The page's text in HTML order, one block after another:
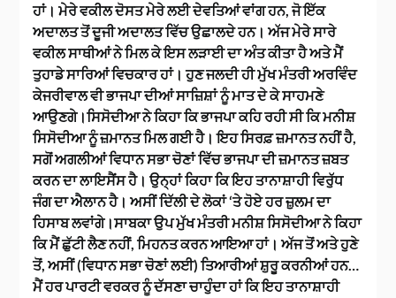
ਹਾਂ। ਮੇਰੇ ਵਕੀਲ ਦੋਸਤ ਮੇਰੇ ਲਈ ਦੇਵਤਿਆਂ ਵਾਂਗ ਹਨ, ਜੋ ਇੱਕ
ਅਦਾਲਤ ਤੋਂ ਦੂਜੀ ਅਦਾਲਤ ਵਿੱਚ ਉਛਾਲਦੇ ਹਨ। ਅੱਜ ਮੇਰੇ ਸਾਰੇ
ਵਕੀਲ ਸਾਥੀਆਂ ਨੇ ਮਿਲ ਕੇ ਇਸ ਲੜਾਈ ਦਾ ਅੰਤ ਕੀਤਾ ਹੈ ਅਤੇ ਮੈਂ
ਤੁਹਾਡੇ ਸਾਰਿਆਂ ਵਿਚਕਾਰ ਹਾਂ। ਹੁਣ ਜਲਦੀ ਹੀ ਮੁੱਖ ਮੰਤਰੀ ਅਰਵਿੰਦ
ਕੇਜਰੀਵਾਲ ਵੀ ਭਾਜਪਾ ਦੀਆਂ ਸਾਜ਼ਿਸ਼ਾਂ ਨੂੰ ਮਾਤ ਦੇ ਕੇ ਸਾਹਮਣੇ
ਆਉਣਗੇ।ਸਿਸੋਦੀਆ ਨੇ ਕਿਹਾ ਕਿ ਭਾਜਪਾ ਕਹਿ ਰਹੀ ਸੀ ਕਿ ਮਨੀਸ਼
ਸਿਸੋਦੀਆ ਨੂੰ ਜ਼ਮਾਨਤ ਮਿਲ ਗਈ ਹੈ। ਇਹ ਸਿਰਫ਼ ਜ਼ਮਾਨਤ ਨਹੀਂ ਹੈ,
ਸਗੋਂ ਅਗਲੀਆਂ ਵਿਧਾਨ ਸਭਾ ਚੋਣਾਂ ਵਿੱਚ ਭਾਜਪਾ ਦੀ ਜ਼ਮਾਨਤ ਜ਼ਬਤ
ਕਰਨ ਦਾ ਲਾਇਸੈਂਸ ਹੈ। ਉਨ੍ਹਾਂ ਕਿਹਾ ਕਿ ਇਹ ਤਾਨਾਸ਼ਾਹੀ ਵਿਰੁੱਧ
ਜੰਗ ਦਾ ਐਲਾਨ ਹੈ। ਅਸੀਂ ਦਿੱਲੀ ਦੇ ਲੋਕਾਂ ‘ਤੇ ਹੋਏ ਹਰ ਜ਼ੁਲਮ ਦਾ
ਹਿਸਾਬ ਲਵਾਂਗੇ।ਸਾਬਕਾ ਉਪ ਮੁੱਖ ਮੰਤਰੀ ਮਨੀਸ਼ ਸਿਸੋਦੀਆ ਨੇ ਕਿਹਾ
ਕਿ ਮੈਂ ਛੁੱਟੀ ਲੈਣ ਨਹੀਂ, ਮਿਹਨਤ ਕਰਨ ਆਇਆ ਹਾਂ। ਅੱਜ ਤੋਂ ਅਤੇ ਹੁਣੇ
ਤੋਂ, ਅਸੀਂ (ਵਿਧਾਨ ਸਭਾ ਚੋਣਾਂ ਲਈ) ਤਿਆਰੀਆਂ ਸ਼ੁਰੂ ਕਰਨੀਆਂ ਹਨ…
ਮੈਂ ਹਰ ਪਾਰਟੀ ਵਰਕਰ ਨੂੰ ਦੱਸਣਾ ਚਾਹੁੰਦਾ ਹਾਂ ਕਿ ਇਹ ਤਾਨਾਸ਼ਾਹੀ